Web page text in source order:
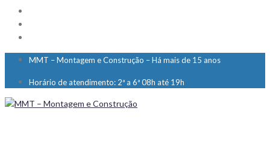
MMT – Montagem e Construção – Há mais de 15 anos
Horário de atendimento: 2ª a 6ª 08h até 19h